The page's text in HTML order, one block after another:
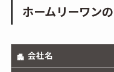
ホームリーワン
会社名